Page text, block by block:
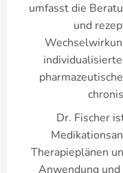
umfasst die
und
Dr. Fischer
Therapieplänen
Anwendung